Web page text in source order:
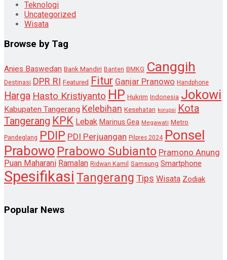
Teknologi
Uncategorized
Wisata
Browse by Tag
Anies Baswedan Bank Mandiri Banten BMKG Canggih
Destinasi DPR RI Featured Fitur Ganjar Pranowo Handphone
Harga Hasto Kristiyanto HP Hukrim Indonesia Jokowi
Kabupaten Tangerang Kelebihan Kesehatan korupsi Kota
Tangerang KPK Lebak Marinus Gea Megawati Metro
Pandeglang PDIP PDI Perjuangan Pilpres 2024 Ponsel
Prabowo Prabowo Subianto Pramono Anung
Puan Maharani Ramalan Ridwan Kamil Samsung Smartphone
Spesifikasi Tangerang Tips Wisata Zodiak
Popular News